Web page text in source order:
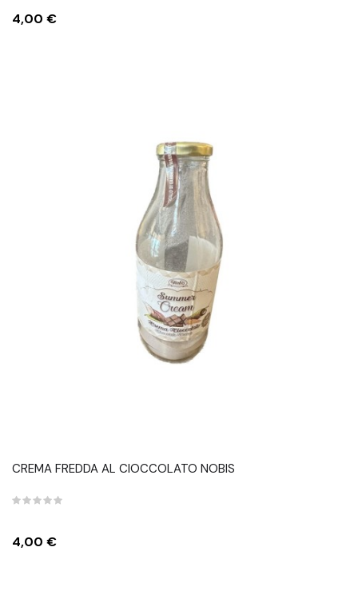
Prezzo
4,00 €
CREMA FREDDA AL CIOCCOLATO NOBIS
Prezzo
4,00 €